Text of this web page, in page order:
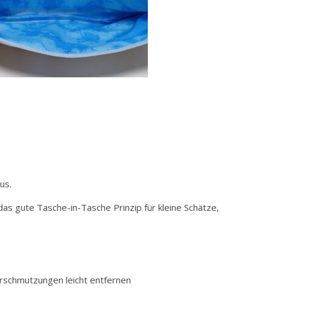
gute Tasche-in-Tasche Prinzip für kleine Schätze,
leicht entfernen